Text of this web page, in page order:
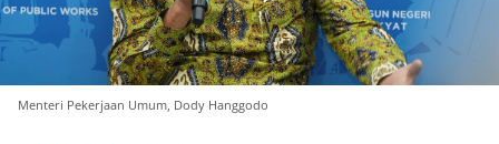
Menteri Pekerjaan Umum, Dody Hanggodo